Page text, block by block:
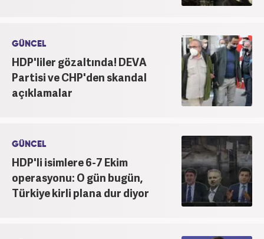
GÜNCEL
HDP'liler gözaltında! DEVA
Partisi ve CHP'den skandal
açıklamalar
GÜNCEL
HDP'li isimlere 6-7 Ekim
operasyonu: O gün bugün,
Türkiye kirli plana dur diyor